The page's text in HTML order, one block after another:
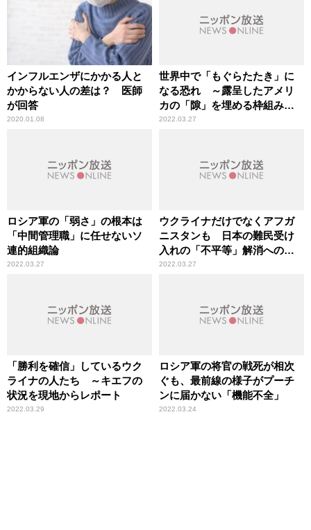
インフルエンザにかかる人と
かからない人の差は？ 医師
が回答
2020.01.08
世界中で「もぐらたたき」に
なる恐れ ～露呈したアメリ
カの「隙」を埋める枠組み作
りが重要
2022.03.27
ロシア軍の「弱さ」の根本は
「中間管理職」に任せないソ
連的組織論
2022.03.27
ウクライナだけでなくアフガ
ニスタンも 日本の難民受け
入れの「不平等」解消への期
待
2022.03.27
「勝利を確信」しているウク
ライナの人たち ～キエフの
状況を現地からレポート
2022.03.29
ロシア軍の将官の戦死が相次
ぐも、最前線の様子がプーチ
ンに届かない「機能不全」
2022.03.24